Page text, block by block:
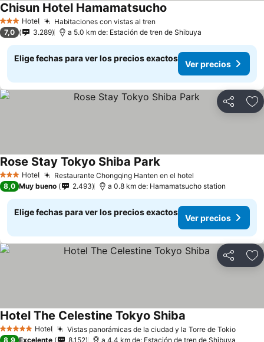
3 Estrellas
Hotel Habitaciones con vistas al tren
Chisun Hotel Hamamatsucho
7,0 3.289 a 5.0 km de: Estación de tren de Shibuya
Elige fechas para ver los precios exactos
Ver precios
Compartir
3 Estrellas
Hotel Restaurante Chongqing Hanten en el hotel
Rose Stay Tokyo Shiba Park
8,0 Muy bueno 2.493 a 0.8 km de: Hamamatsucho station
Elige fechas para ver los precios exactos
Ver precios
Compartir
5 Estrellas Hotel Vistas panorámicas de la ciudad y la Torre de Tokio
Hotel The Celestine Tokyo Shiba
8,9 Excelente 8.152 a 4.4 km de: Estación de tren de Shibuya